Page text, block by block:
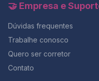
🤝 Empresa e
Dúvidas frequentes
Trabalhe conosco
Quero ser corretor
Contato